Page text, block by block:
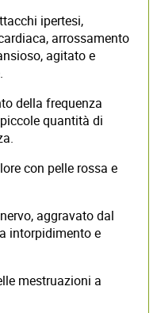
ipertesi,
arrossamento
agitato e
della frequenza
quantità di
con pelle rossa e
aggravato dal
intorpidimento e
mestruazioni a